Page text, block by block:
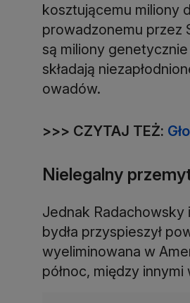
kosztującemu miliony
prowadzonemu przez
są miliony
składają
owadów.
>>> CZYTAJ TEŻ:
Nielegalny
Jednak Radachowsky
bydła przyspieszył
wyeliminowana w
północ, między